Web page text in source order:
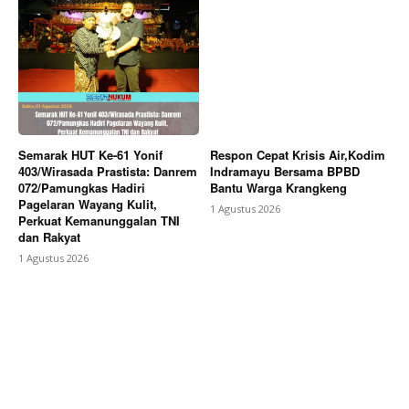
Semarak HUT Ke-61 Yonif
403/Wirasada Prastista: Danrem
072/Pamungkas Hadiri
Pagelaran Wayang Kulit,
Perkuat Kemanunggalan TNI
dan Rakyat
1 Agustus 2026
Respon Cepat Krisis Air,Kodim
Indramayu Bersama BPBD
Bantu Warga Krangkeng
1 Agustus 2026